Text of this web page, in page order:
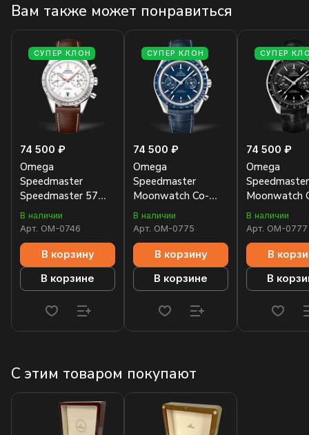
Вам также может понравиться
СУПЕР КЛОН
74 500 ₽
Omega
Speedmaster
Speedmaster 57
Co-Axial
Chronograph
331.12.42.51.02.002
В наличии
Арт. OM-0746
В корзину
В корзине
СУПЕР КЛОН
74 500 ₽
Omega
Speedmaster
Moonwatch Co-
Axial Chronograph
44mm
В наличии
Арт. OM-0775
В корзину
В корзине
СУПЕР
74 500 ₽
Omega
Speedmaster
Moonwatch
Axial
44mm
В наличии
Арт. OM-0777
В
В
С этим товаром покупают